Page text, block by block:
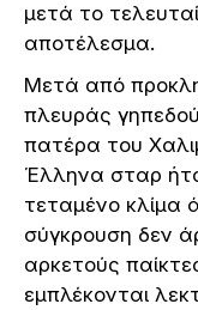
μετά το
αποτέλεσμα.
Μετά από
πλευράς
πατέρα του
Έλληνα σταρ
τεταμένο κλίμα
σύγκρουση δεν
αρκετούς
εμπλέκονται